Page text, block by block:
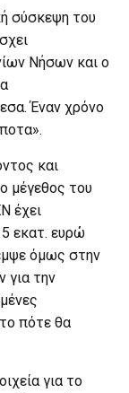
σύσκεψη του
Νήσων και ο
Έναν χρόνο
και
μέγεθος του
έχει
εκατ. ευρώ
όμως στην
για την
πότε θα
για το